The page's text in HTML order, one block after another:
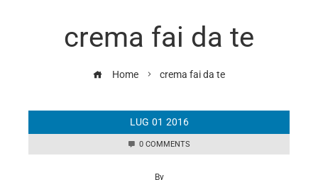
crema fai da te
Home crema fai da te
LUG 01 2016
0 COMMENTS
By